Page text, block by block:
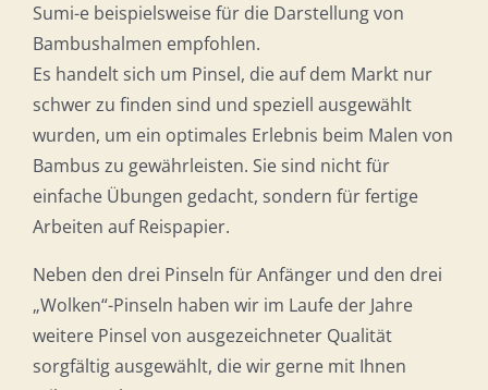
Sumi-e beispielsweise für die Darstellung von
Bambushalmen empfohlen.
Es handelt sich um Pinsel, die auf dem Markt nur
schwer zu finden sind und speziell ausgewählt
wurden, um ein optimales Erlebnis beim Malen von
Bambus zu gewährleisten. Sie sind nicht für
einfache Übungen gedacht, sondern für fertige
Arbeiten auf Reispapier.
Neben den drei Pinseln für Anfänger und den drei
„Wolken“-Pinseln haben wir im Laufe der Jahre
weitere Pinsel von ausgezeichneter Qualität
sorgfältig ausgewählt, die wir gerne mit Ihnen